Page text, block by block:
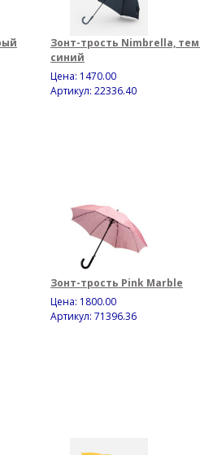
Зонт-трость Nimbrella,
синий
Цена: 1470.00
Артикул: 22336.40
Зонт-трость Pink Marble
Цена: 1800.00
Артикул: 71396.36